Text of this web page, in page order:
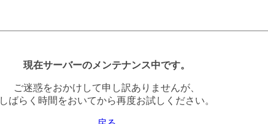
現在サーバーのメンテナンス中です。
ご迷惑をおかけして申し訳ありませんが、
しばらく時間をおいてから再度お試しください。